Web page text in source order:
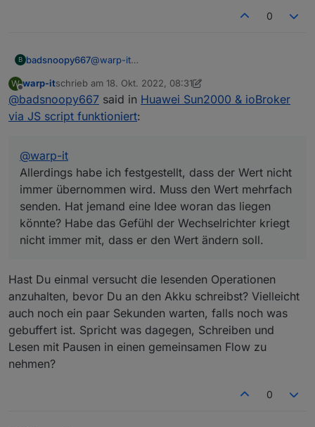
nicht immer übernommen wird. Muss den Wert
den Wert ändern soll.
0
B badsnoopy667@warp-it
zugeben, ich kann es Dir gar nicht sagen. Die IP
die bei mir eingetragen ist, entspricht gar nicht
meinem IP-Range. Ich vermute, die IP wird in
Funktioniert auch mit dieser komischen IP.
Allerdings habe ich festgestellt, dass der Wert
nicht immer übernommen wird. Muss den Wert
mehrfach senden. Hat jemand eine Idee woran
das liegen könnte? Habe das Gefühl der
Wechselrichter kriegt nicht immer mit, dass er
den Wert ändern soll.
W
Offline
warp-itschrieb am 18. Okt. 2022, 08:31
zuletzt editiert von warp-it
@badsnoopy667 said in Huawei Sun2000 & ioBroker
via JS script funktioniert:
@warp-it
Allerdings habe ich festgestellt, dass der Wert nicht
immer übernommen wird. Muss den Wert mehrfach
senden. Hat jemand eine Idee woran das liegen
könnte? Habe das Gefühl der Wechselrichter kriegt
nicht immer mit, dass er den Wert ändern soll.
Hast Du einmal versucht die lesenden Operationen
anzuhalten, bevor Du an den Akku schreibst? Vielleicht
auch noch ein paar Sekunden warten, falls noch was
gebuffert ist. Spricht was dagegen, Schreiben und
Lesen mit Pausen in einen gemeinsamen Flow zu
nehmen?
0